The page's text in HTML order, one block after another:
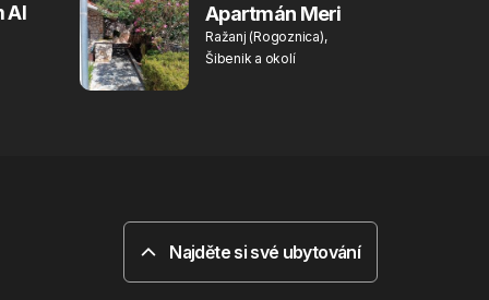
Al Apartmán Meri
Ražanj (Rogoznica),
Šibenik a okolí
Najděte si své ubytování